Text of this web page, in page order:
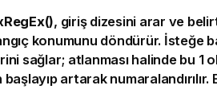
, giriş dizesini arar ve
konumunu döndürür. İsteğe
sağlar; atlanması halinde bu 1
başlayıp artarak